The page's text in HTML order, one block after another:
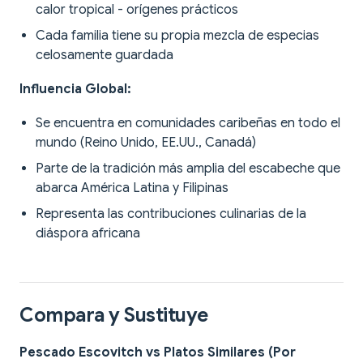
calor tropical - orígenes prácticos
Cada familia tiene su propia mezcla de especias
celosamente guardada
Influencia Global:
Se encuentra en comunidades caribeñas en todo el
mundo (Reino Unido, EE.UU., Canadá)
Parte de la tradición más amplia del escabeche que
abarca América Latina y Filipinas
Representa las contribuciones culinarias de la
diáspora africana
Compara y Sustituye
Pescado Escovitch vs Platos Similares (Por